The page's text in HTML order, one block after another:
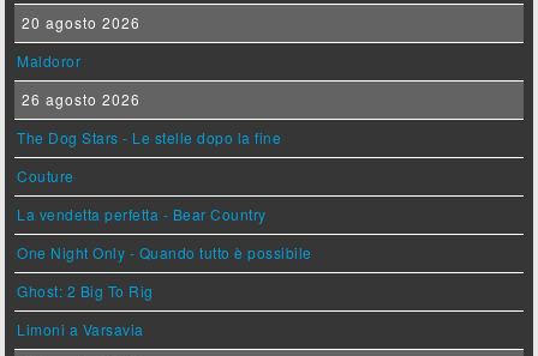
20 agosto 2026
Maldoror
26 agosto 2026
The Dog Stars - Le stelle dopo la fine
Couture
La vendetta perfetta - Bear Country
One Night Only - Quando tutto è possibile
Ghost: 2 Big To Rig
Limoni a Varsavia